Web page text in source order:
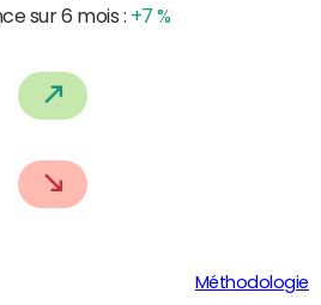
sur 6 mois : +7 %
Méthodologie